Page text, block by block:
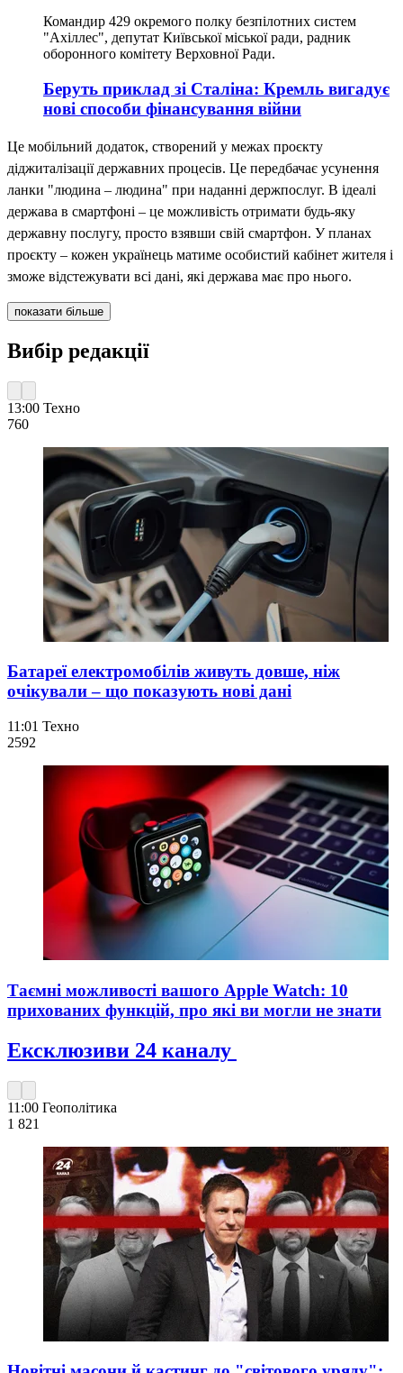
Командир 429 окремого полку безпілотних систем
"Ахіллес", депутат Київської міської ради, радник
оборонного комітету Верховної Ради.
Беруть приклад зі Сталіна: Кремль вигадує
нові способи фінансування війни
Це мобільний додаток, створений у межах проєкту
діджиталізації державних процесів. Це передбачає усунення
ланки "людина – людина" при наданні держпослуг. В ідеалі
держава в смартфоні – це можливість отримати будь-яку
державну послугу, просто взявши свій смартфон. У планах
проєкту – кожен українець матиме особистий кабінет жителя і
зможе відстежувати всі дані, які держава має про нього.
показати більше
Вибір редакції
13:00 Техно
760
Батареї електромобілів живуть довше, ніж
очікували – що показують нові дані
11:01 Техно
2592
Таємні можливості вашого Apple Watch: 10
прихованих функцій, про які ви могли не знати
Ексклюзиви 24 каналу
11:00 Геополітика
1 821